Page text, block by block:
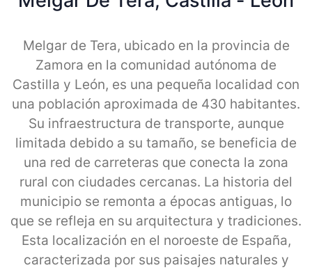
Melgar de Tera, ubicado en la provincia de
Zamora en la comunidad autónoma de
Castilla y León, es una pequeña localidad con
una población aproximada de 430 habitantes.
Su infraestructura de transporte, aunque
limitada debido a su tamaño, se beneficia de
una red de carreteras que conecta la zona
rural con ciudades cercanas. La historia del
municipio se remonta a épocas antiguas, lo
que se refleja en su arquitectura y tradiciones.
Esta localización en el noroeste de España,
caracterizada por sus paisajes naturales y